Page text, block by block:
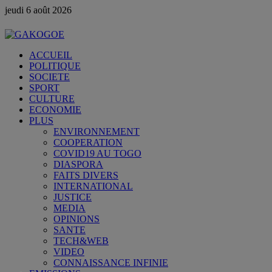
jeudi 6 août 2026
ACCUEIL
POLITIQUE
SOCIETE
SPORT
CULTURE
ECONOMIE
PLUS
ENVIRONNEMENT
COOPERATION
COVID19 AU TOGO
DIASPORA
FAITS DIVERS
INTERNATIONAL
JUSTICE
MEDIA
OPINIONS
SANTE
TECH&WEB
VIDEO
CONNAISSANCE INFINIE